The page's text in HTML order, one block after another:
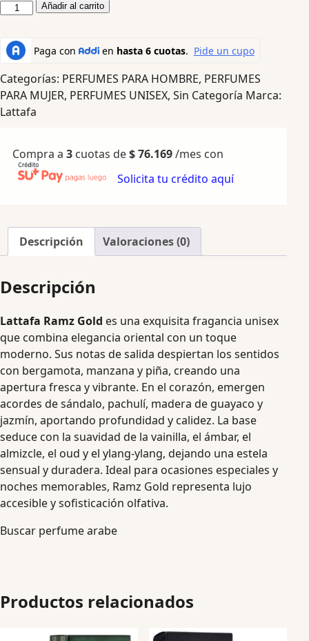
Añadir al carrito
Categorías: PERFUMES PARA HOMBRE, PERFUMES
PARA MUJER, PERFUMES UNISEX, Sin Categoría Marca:
Lattafa
Compra a 3 cuotas de$76.169/mes con
Solicita tu crédito aquí
Descripción Valoraciones (0)
Descripción
Lattafa Ramz Gold es una exquisita fragancia unisex
que combina elegancia oriental con un toque
moderno. Sus notas de salida despiertan los sentidos
con bergamota, manzana y piña, creando una
apertura fresca y vibrante. En el corazón, emergen
acordes de sándalo, pachulí, madera de guayaco y
jazmín, aportando profundidad y calidez. La base
seduce con la suavidad de la vainilla, el ámbar, el
almizcle, el oud y el ylang-ylang, dejando una estela
sensual y duradera. Ideal para ocasiones especiales y
noches memorables, Ramz Gold representa lujo
accesible y sofisticación olfativa.
Buscar perfume arabe
Productos relacionados